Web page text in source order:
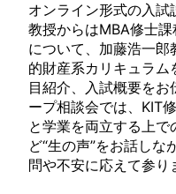
オンライン形式の入
教授からはMBA修士
について、加藤浩一
的財産系カリキュラ
目紹介、入試概要を
ープ相談会では、KIT
と学業を両立する上
ど“生の声”をお話し
問や不安に応えて参り